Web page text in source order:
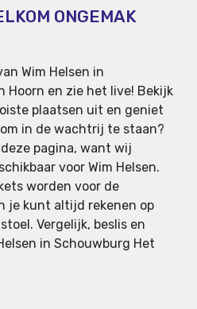
ONGEMAK
Wim Helsen in
Hoorn en zie het live! Bekijk
plaatsen uit en geniet
in de wachtrij te staan?
pagina, want wij
voor Wim Helsen.
worden voor de
je kunt altijd rekenen op
Vergelijk, beslis en
in Schouwburg Het